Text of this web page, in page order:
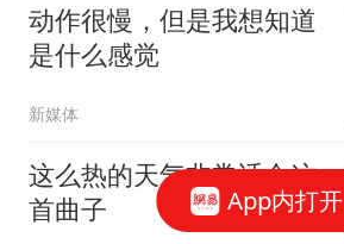
动作很慢，但是我想知道
是什么感觉
新媒体
这么热的天气非常适合这
首曲子
App内打开